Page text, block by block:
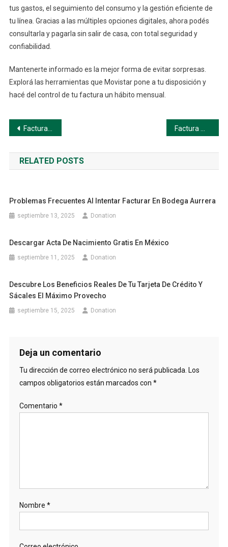
tus gastos, el seguimiento del consumo y la gestión eficiente de
tu línea. Gracias a las múltiples opciones digitales, ahora podés
consultarla y pagarla sin salir de casa, con total seguridad y
confiabilidad.
Mantenerte informado es la mejor forma de evitar sorpresas.
Explorá las herramientas que Movistar pone a tu disposición y
hacé del control de tu factura un hábito mensual.
Navegación
de
entradas
Factura Claro Móvil: Cómo Consultar y Pagar paso a paso
RELATED POSTS
Problemas Frecuentes Al Intentar Facturar En Bodega Aurrera
septiembre 13, 2025 Donation
Descargar Acta De Nacimiento Gratis En México
septiembre 11, 2025 Donation
Descubre Los Beneficios Reales De Tu Tarjeta De Crédito Y
Sácales El Máximo Provecho
septiembre 15, 2025 Donation
Deja un comentario
Tu dirección de correo electrónico no será publicada. Los
campos obligatorios están marcados con *
Comentario *
Nombre *